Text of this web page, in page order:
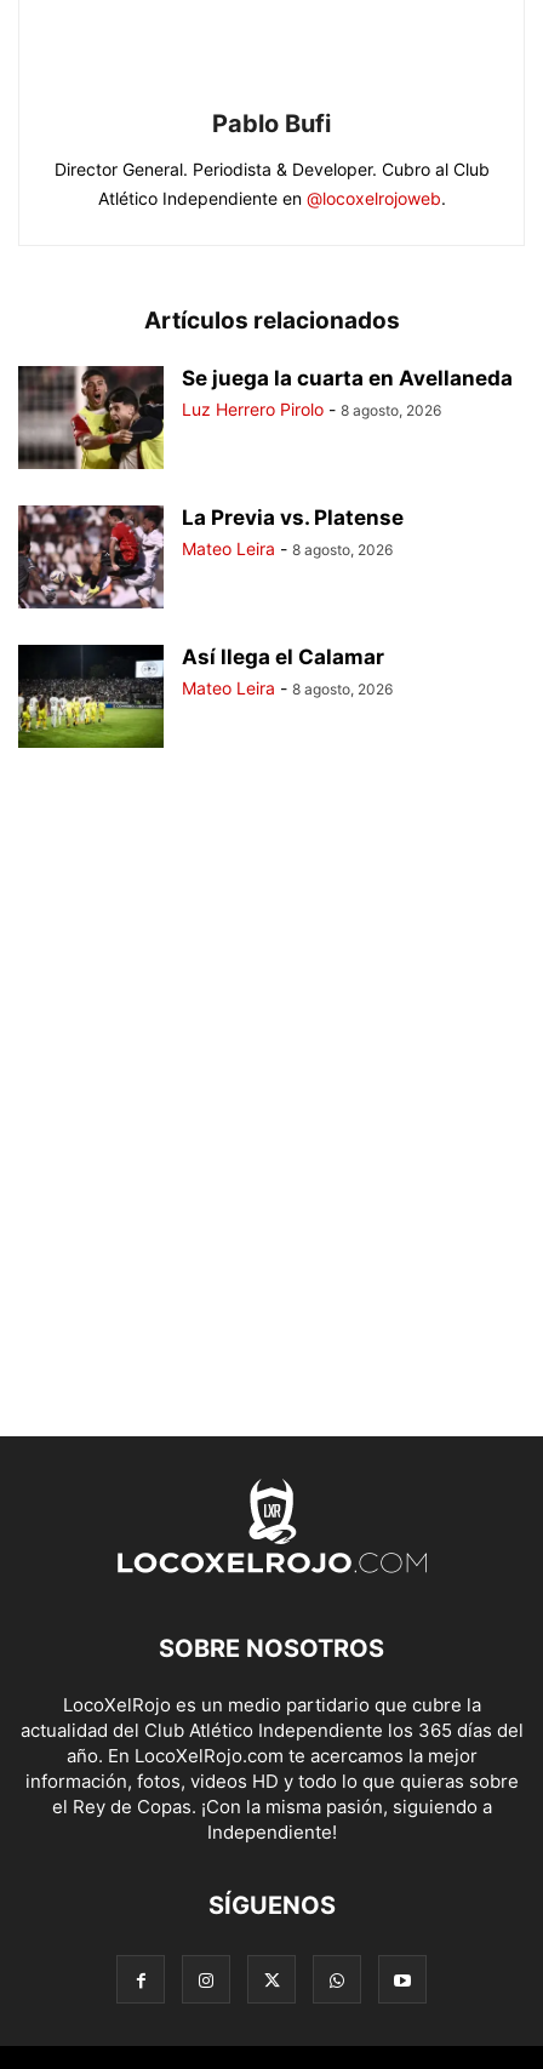
Pablo Bufi
Director General. Periodista & Developer. Cubro al Club
Atlético Independiente en @locoxelrojoweb.
Artículos relacionados
Se juega la cuarta en Avellaneda
Luz Herrero Pirolo - 8 agosto, 2026
La Previa vs. Platense
Mateo Leira - 8 agosto, 2026
Así llega el Calamar
Mateo Leira - 8 agosto, 2026
SOBRE NOSOTROS
LocoXelRojo es un medio partidario que cubre la
actualidad del Club Atlético Independiente los 365 días del
año. En LocoXelRojo.com te acercamos la mejor
información, fotos, videos HD y todo lo que quieras sobre
el Rey de Copas. ¡Con la misma pasión, siguiendo a
Independiente!
SÍGUENOS